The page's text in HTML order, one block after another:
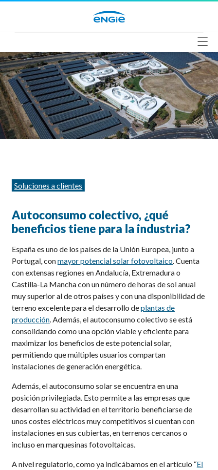
Categorías
Soluciones a clientes
Autoconsumo colectivo, ¿qué
beneficios tiene para la industria?
España es uno de los países de la Unión Europea, junto a
Portugal, conmayor potencial solar fotovoltaico. Cuenta
con extensas regiones en Andalucía, Extremadura o
Castilla-La Mancha con un número de horas de sol anual
muy superior al de otros países y con una disponibilidad de
terreno excelente para el desarrollo deplantas de
producción. Además, el autoconsumo colectivo se está
consolidando como una opción viable y eficiente para
maximizar los beneficios de este potencial solar,
permitiendo que múltiples usuarios compartan
instalaciones de generación energética.
Además, el autoconsumo solar se encuentra en una
posición privilegiada. Esto permite a las empresas que
desarrollan su actividad en el territorio beneficiarse de
unos costes eléctricos muy competitivos si cuentan con
instalaciones en sus cubiertas, en terrenos cercanos o
incluso en marquesinas fotovoltaicas.
A nivel regulatorio, como ya indicábamos en el artículo “El